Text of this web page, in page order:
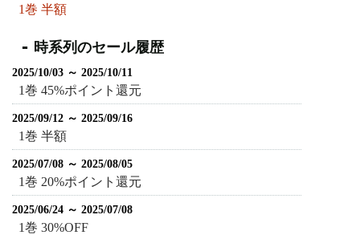
1巻 半額
時系列のセール履歴
2025/10/03 ～ 2025/10/11
1巻 45%ポイント還元
2025/09/12 ～ 2025/09/16
1巻 半額
2025/07/08 ～ 2025/08/05
1巻 20%ポイント還元
2025/06/24 ～ 2025/07/08
1巻 30%OFF